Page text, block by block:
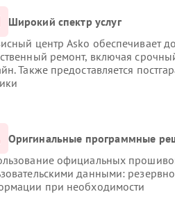
Широкий спектр услуг
центр Asko обеспечивает
ремонт, включая
Также предоставляется
Оригинальные программные
официальных
данными:
при необходимости